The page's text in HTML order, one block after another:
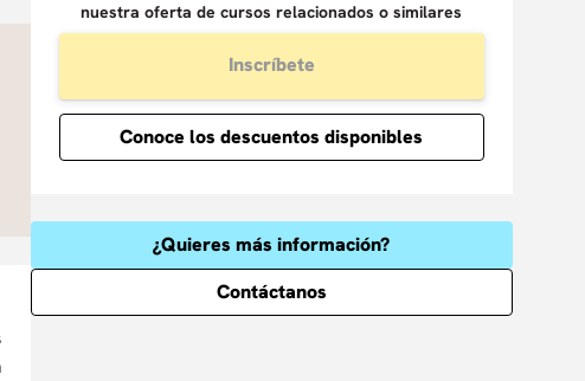
nuestra oferta de cursos relacionados o similares
Inscríbete
Conoce los descuentos disponibles
¿Quieres más información?
Contáctanos